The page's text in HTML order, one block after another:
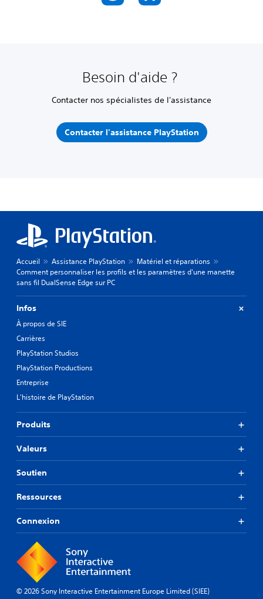
Besoin d'aide ?
Contacter nos spécialistes de l'assistance
Contacter l'assistance PlayStation
Accueil Assistance PlayStation
Matériel et réparations
Comment personnaliser les profils et les paramètres d'une manette
sans fil DualSense Edge sur PC
Infos
À propos de SIE
Carrières
PlayStation Studios
PlayStation Productions
Entreprise
L'histoire de PlayStation
Produits
Valeurs
Soutien
Ressources
Connexion
© 2026 Sony Interactive Entertainment Europe Limited (SIEE)